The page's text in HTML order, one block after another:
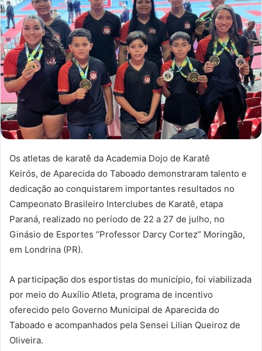
Os atletas de karatê da Academia Dojo de Karatê
Keirós, de Aparecida do Taboado demonstraram talento e
dedicação ao conquistarem importantes resultados no
Campeonato Brasileiro Interclubes de Karatê, etapa
Paraná, realizado no período de 22 a 27 de julho, no
Ginásio de Esportes “Professor Darcy Cortez” Moringão,
em Londrina (PR).
A participação dos esportistas do município, foi viabilizada
por meio do Auxílio Atleta, programa de incentivo
oferecido pelo Governo Municipal de Aparecida do
Taboado e acompanhados pela Sensei Lilian Queiroz de
Oliveira.